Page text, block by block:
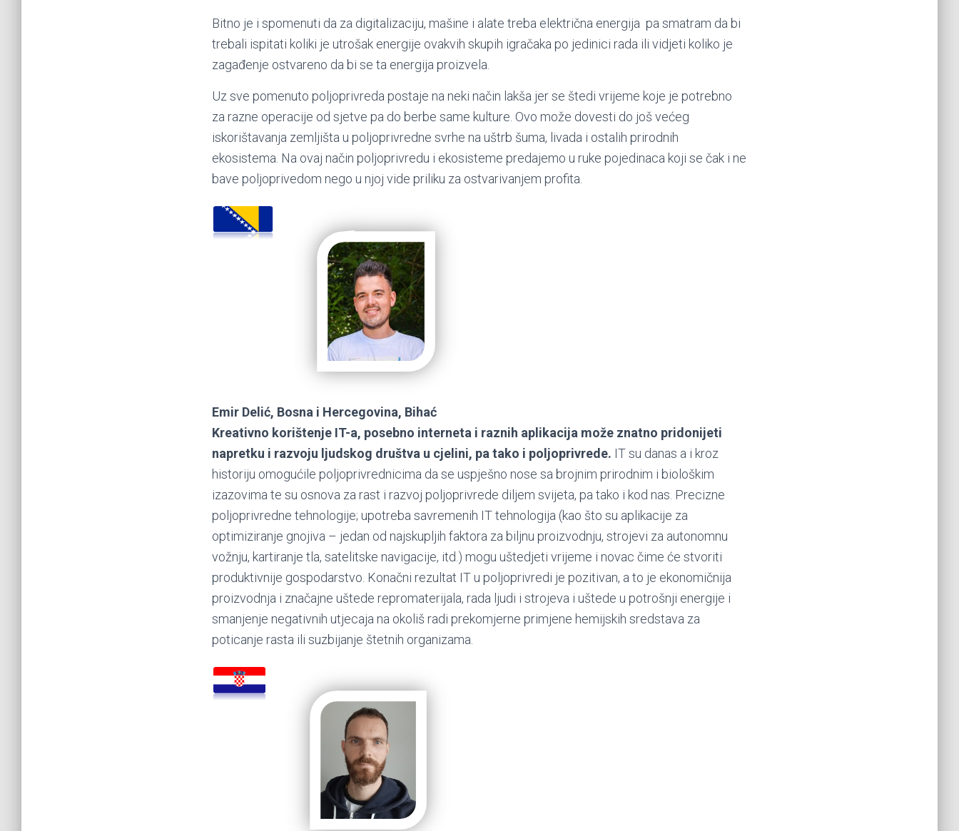
Bitno je i spomenuti da za digitalizaciju, mašine i alate treba električna energija pa smatram da bi
trebali ispitati koliki je utrošak energije ovakvih skupih igračaka po jedinici rada ili vidjeti koliko je
zagađenje ostvareno da bi se ta energija proizvela.
Uz sve pomenuto poljoprivreda postaje na neki način lakša jer se štedi vrijeme koje je potrebno
za razne operacije od sjetve pa do berbe same kulture. Ovo može dovesti do još većeg
iskorištavanja zemljišta u poljoprivredne svrhe na uštrb šuma, livada i ostalih prirodnih
ekosistema. Na ovaj način poljoprivredu i ekosisteme predajemo u ruke pojedinaca koji se čak i ne
bave poljoprivedom nego u njoj vide priliku za ostvarivanjem profita.
Emir Delić, Bosna i Hercegovina, Bihać
Kreativno korištenje IT-a, posebno interneta i raznih aplikacija može znatno pridonijeti
napretku i razvoju ljudskog društva u cjelini, pa tako i poljoprivrede. IT su danas a i kroz
historiju omogućile poljoprivrednicima da se uspješno nose sa brojnim prirodnim i biološkim
izazovima te su osnova za rast i razvoj poljoprivrede diljem svijeta, pa tako i kod nas. Precizne
poljoprivredne tehnologije; upotreba savremenih IT tehnologija (kao što su aplikacije za
optimiziranje gnojiva – jedan od najskupljih faktora za biljnu proizvodnju, strojevi za autonomnu
vožnju, kartiranje tla, satelitske navigacije, itd.) mogu uštedjeti vrijeme i novac čime će stvoriti
produktivnije gospodarstvo. Konačni rezultat IT u poljoprivredi je pozitivan, a to je ekonomičnija
proizvodnja i značajne uštede repromaterijala, rada ljudi i strojeva i uštede u potrošnji energije i
smanjenje negativnih utjecaja na okoliš radi prekomjerne primjene hemijskih sredstava za
poticanje rasta ili suzbijanje štetnih organizama.